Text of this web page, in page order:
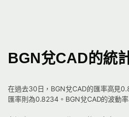
BGN兌CAD的統
在過去30日，BGN兌CAD的匯率高見
匯率則為0.8234。BGN兌CAD的波動